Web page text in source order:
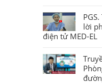
lời
điện tử MED-EL